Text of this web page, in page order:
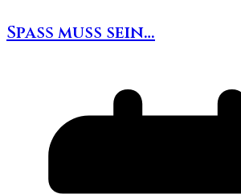
Spaß muss sein…